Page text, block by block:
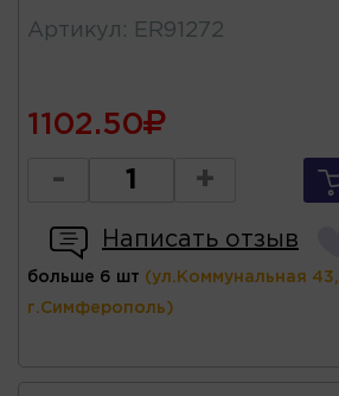
Артикул : ER91272
1102.50
- +
Написать отзыв
больше 6 шт (ул.Коммунальная 43,
г.Симферополь)